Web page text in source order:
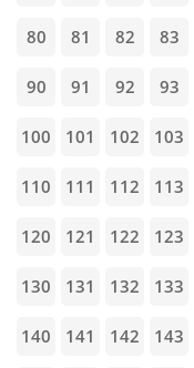
80 81 82 83
90 91 92 93
100 101 102 103
110 111 112 113
120 121 122 123
130 131 132 133
140 141 142 143